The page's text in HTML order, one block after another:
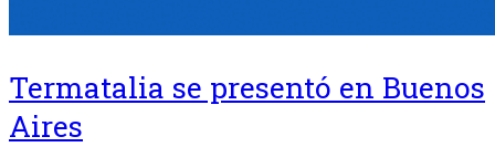
Termatalia se presentó en Buenos
Aires